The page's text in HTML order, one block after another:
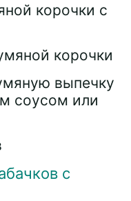
корочки с
выпечку
соусом или
с